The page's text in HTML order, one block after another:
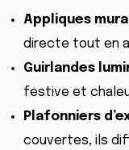
Appliques
directe tout en
Guirlandes
festive et
Plafonniers
couvertes, ils